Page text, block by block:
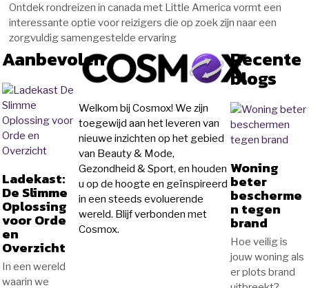
Ontdek rondreizen in canada met Little America vormt een
interessante optie voor reizigers die op zoek zijn naar een
zorgvuldig samengestelde ervaring
Aanbevolen
Ladekast:
De Slimme
Oplossing
voor Orde
en
Overzicht
In een wereld
waarin we
Welkom bij Cosmox! We zijn
toegewijd aan het leveren van
nieuwe inzichten op het gebied
van Beauty & Mode,
Gezondheid & Sport, en houden
u op de hoogte en geïnspireerd
in een steeds evoluerende
wereld. Blijf verbonden met
Cosmox.
Recente
blogs
Woning
beter
bescherme
n tegen
brand
Hoe veilig is
jouw woning als
er plots brand